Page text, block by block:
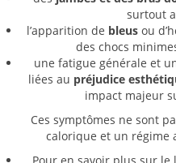
surtout
l’apparition de bleus ou
des chocs
une fatigue générale et
liées au préjudice
impact majeur
Ces symptômes ne sont
calorique et un régime